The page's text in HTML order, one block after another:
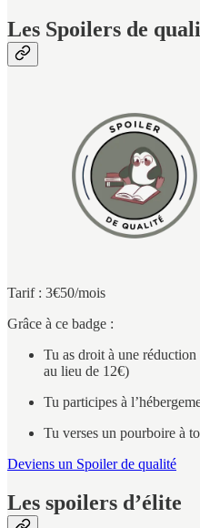
Les Spoilers de
Tarif : 3€50/mois
Grâce à ce badge :
Tu as droit à une
au lieu de 12€)
Tu participes à
Tu verses un pourboire à
Deviens un Spoiler de qualité
Les spoilers d’élite